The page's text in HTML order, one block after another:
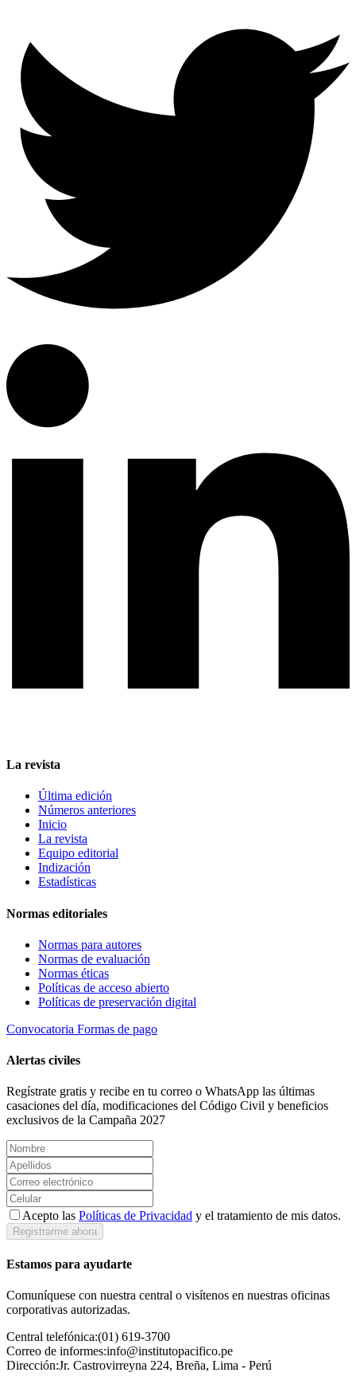
La revista
Última edición
Números anteriores
Inicio
La revista
Equipo editorial
Indización
Estadísticas
Normas editoriales
Normas para autores
Normas de evaluación
Normas éticas
Políticas de acceso abierto
Políticas de preservación digital
Convocatoria Formas de pago
Alertas civiles
Regístrate gratis y recibe en tu correo o WhatsApp las últimas
casaciones del día, modificaciones del Código Civil y beneficios
exclusivos de la Campaña 2027
Acepto las Políticas de Privacidad y el tratamiento de mis datos.
Registrarme ahora
Estamos para ayudarte
Comuníquese con nuestra central o visítenos en nuestras oficinas
corporativas autorizadas.
Central telefónica:(01) 619-3700
Correo de informes:info@institutopacifico.pe
Dirección:Jr. Castrovirreyna 224, Breña, Lima - Perú